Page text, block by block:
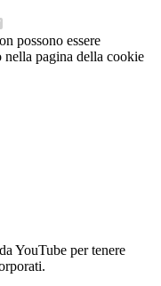
possono essere
pagina della cookie
YouTube per tenere